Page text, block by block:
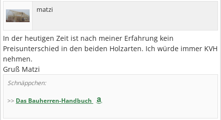
matzi
In der heutigen Zeit ist nach meiner Erfahrung kein
Preisunterschied in den beiden Holzarten. Ich würde immer KVH
nehmen.
Gruß Matzi
Schnäppchen:
>> Das Bauherren-Handbuch